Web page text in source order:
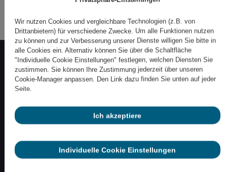
Wir nutzen Cookies und vergleichbare Technologien (z.B. von
Drittanbietern) für verschiedene Zwecke. Um alle Funktionen nutzen
zu können und zur Verbesserung unserer Dienste willigen Sie bitte in
alle Cookies ein. Alternativ können Sie über die Schaltfläche
"Individuelle Cookie Einstellungen" festlegen, welchen Diensten Sie
zustimmen. Sie können Ihre Zustimmung jederzeit über unseren
Cookie-Manager anpassen. Den Link dazu finden Sie unten auf jeder
Seite.
Ich akzeptiere
Individuelle Cookie Einstellungen
Partner in allen steuerlichen und wirtschaftlichen
Angelegenheiten. Mit Fachkompetenz und einem engagierten
steuerlichen Bedürfnisse. Wir schätzen eine transparente
und enge Zusammenarbeit mit unseren Mandanten, um
optimale Ergebnisse zu erzielen.